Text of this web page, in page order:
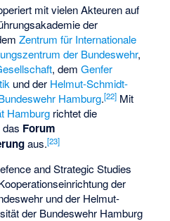
mit vielen Akteuren auf
der
Zentrum für Internationale
der Bundeswehr,
, demGenfer
und der Helmut-Schmidt-
Hamburg.[22] Mit
Hamburg richtet die
Forum
aus.[23]
and Strategic Studies
der
und der Helmut-
der Bundeswehr Hamburg